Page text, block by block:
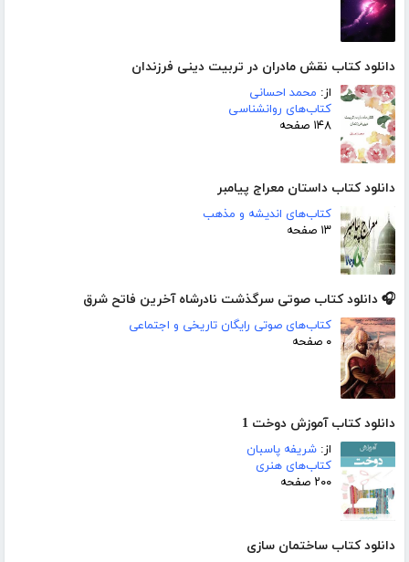
دانلود کتاب نقش مادران در تربیت دینی فرزندان
از: محمد احسانی
کتاب‌های روانشناسی
۱۴۸ صفحه
دانلود کتاب داستان معراج پیامبر
کتاب‌های اندیشه و مذهب
۱۳ صفحه
🎧 دانلود کتاب صوتی سرگذشت نادرشاه آخرین فاتح شرق
کتاب‌های صوتی رایگان تاریخی و اجتماعی
۰ صفحه
دانلود کتاب آموزش دوخت 1
از: شریفه پاسبان
کتاب‌های هنری
۲۰۰ صفحه
دانلود کتاب ساختمان سازی